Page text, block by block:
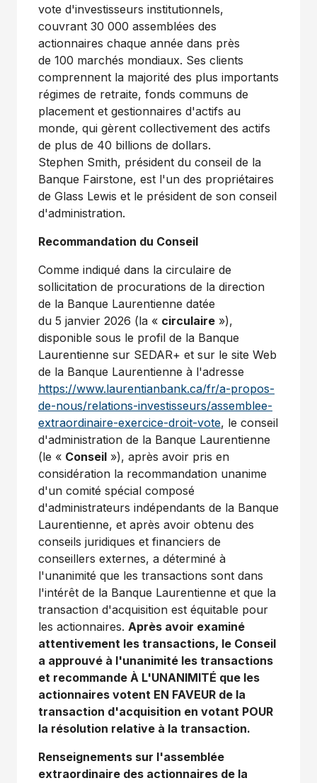
vote d'investisseurs institutionnels,
couvrant 30 000 assemblées des
actionnaires chaque année dans près
de 100 marchés mondiaux. Ses clients
comprennent la majorité des plus importants
régimes de retraite, fonds communs de
placement et gestionnaires d'actifs au
monde, qui gèrent collectivement des actifs
de plus de 40 billions de dollars.
Stephen Smith, président du conseil de la
Banque Fairstone, est l'un des propriétaires
de Glass Lewis et le président de son conseil
d'administration.
Recommandation du Conseil
Comme indiqué dans la circulaire de
sollicitation de procurations de la direction
de la Banque Laurentienne datée
du 5 janvier 2026 (la « circulaire »),
disponible sous le profil de la Banque
Laurentienne sur SEDAR+ et sur le site Web
de la Banque Laurentienne à l'adresse
https://www.laurentianbank.ca/fr/a-propos-
de-nous/relations-investisseurs/assemblee-
extraordinaire-exercice-droit-vote, le conseil
d'administration de la Banque Laurentienne
(le « Conseil »), après avoir pris en
considération la recommandation unanime
d'un comité spécial composé
d'administrateurs indépendants de la Banque
Laurentienne, et après avoir obtenu des
conseils juridiques et financiers de
conseillers externes, a déterminé à
l'unanimité que les transactions sont dans
l'intérêt de la Banque Laurentienne et que la
transaction d'acquisition est équitable pour
les actionnaires. Après avoir examiné
attentivement les transactions, le Conseil
a approuvé à l'unanimité les transactions
et recommande À L'UNANIMITÉ que les
actionnaires votent EN FAVEUR de la
transaction d'acquisition en votant POUR
la résolution relative à la transaction.
Renseignements sur l'assemblée
extraordinaire des actionnaires de la